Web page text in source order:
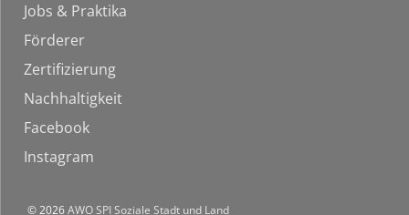
Jobs & Praktika
Förderer
Zertifizierung
Nachhaltigkeit
Facebook
Instagram
© 2026AWO SPI Soziale Stadt und Land